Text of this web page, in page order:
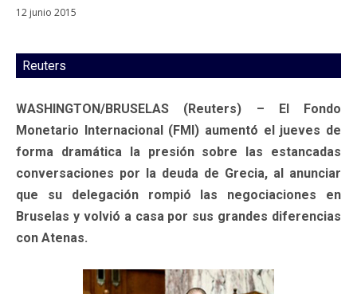
12 junio 2015
Reuters
WASHINGTON/BRUSELAS (Reuters) – El Fondo
Monetario Internacional (FMI) aumentó el jueves de
forma dramática la presión sobre las estancadas
conversaciones por la deuda de Grecia, al anunciar
que su delegación rompió las negociaciones en
Bruselas y volvió a casa por sus grandes diferencias
con Atenas.